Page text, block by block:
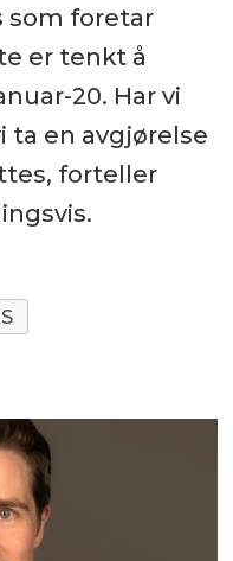
som foretar
er tenkt å
20. Har vi
ta en avgjørelse
forteller